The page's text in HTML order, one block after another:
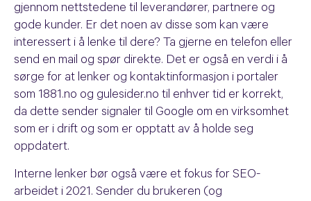
gjennom nettstedene til leverandører, partnere og
gode kunder. Er det noen av disse som kan være
interessert i å lenke til dere? Ta gjerne en telefon eller
send en mail og spør direkte. Det er også en verdi i å
sørge for at lenker og kontaktinformasjon i portaler
som 1881.no og gulesider.no til enhver tid er korrekt,
da dette sender signaler til Google om en virksomhet
som er i drift og som er opptatt av å holde seg
oppdatert.
Interne lenker bør også være et fokus for SEO-
arbeidet i 2021. Sender du brukeren (og